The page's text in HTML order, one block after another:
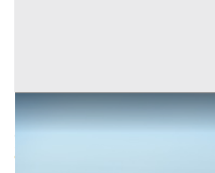
Terreni all'asta a Padova
37.500 €